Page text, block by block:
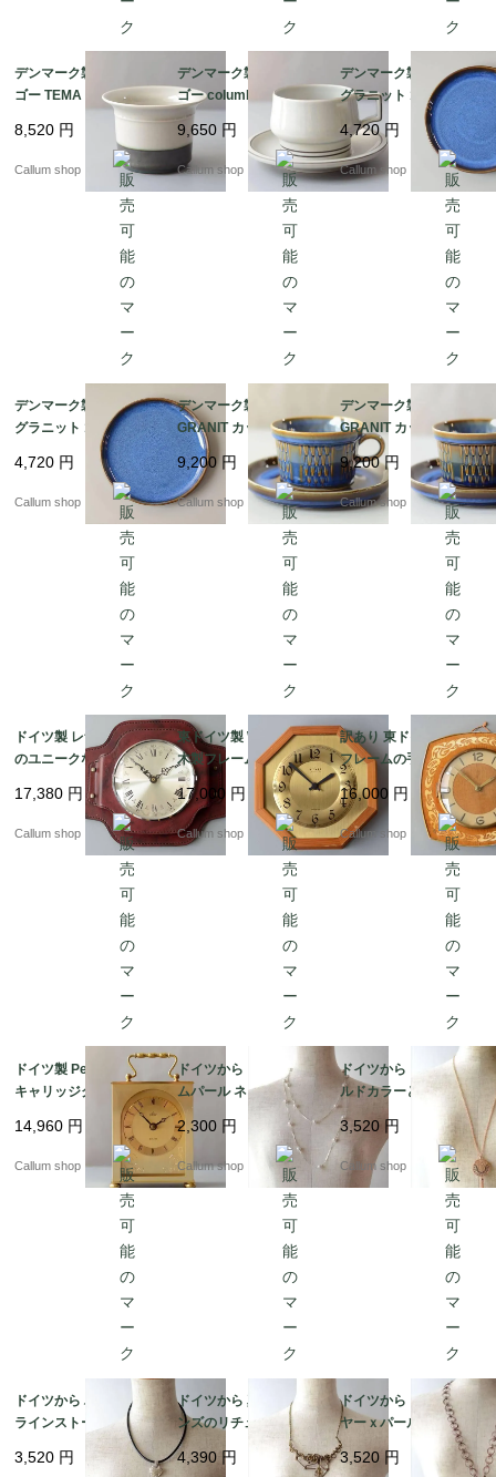
デンマーク製 クイスト
ゴー TEMA ボウル 鉢
器 ティーマ B&G Bing
& Grondahl J.H.Quistg
aard 北欧ヴィンテージ
アンティーク_it4610
8,520 円
Callum shop
デンマーク製 クイスト
ゴー columbia ティー
カップ＆ソーサー コロ
ンビア B&G Bing & Gr
ondahl J.H.Quistgaard
北欧ヴィンテージ アン
9,650 円
Callum shop
デンマーク製 SOHOLM
グラニット 18cm プレ
ート お皿 スーホルム G
RANIT 北欧食器 北欧雑
貨 ヴィンテージ アンテ
ィーク_it4596
4,720円
Callum shop
デンマーク製 SOHOLM
グラニット 18cm プレ
ート お皿 スーホルム G
RANIT 北欧食器 北欧雑
貨 ヴィンテージ アンテ
4,720 円
Callum shop
デンマーク製 SOHOLM
GRANIT カップ＆ソー
サー スーホルム グラニ
ット 北欧食器 北欧雑貨
ヴィンテージ アンティ
9,200円
Callum shop
デンマーク製 SOHOLM
GRANIT カップ＆ソー
サー スーホルム グラニ
ット 北欧食器 北欧雑貨
ヴィンテージ アンティ
ーク_it4593
9,200円
Callum shop
ドイツ製 レザータッチ
のユニークなフレーム
壁時計 壁掛け時計 アン
ティーク ヴィンテージ
_260724 ic0133
17,380 円
Callum shop
東ドイツ製 WEIMAR
木製フレームｘ真鍮盤
壁時計 ウッドｘブラス
クロック 壁掛け時計 ヴ
ィンテージ_260724 ic
0131
17,000 円
Callum shop
訳あり 東ドイツ製 木製
フレームの手巻き 壁時
計 吊り下げ式 ウッド
クロック 壁掛け時計 ヴ
ィンテージ_260724 ic
0130
16,000 円
Callum shop
ドイツ製 Peter 真鍮の
キャリッジクロック 置
き時計 枕時計 デスクク
ロック ミッドセンチュ
リー ヴィンテージ_260
14,960 円
Callum shop
ドイツから コスチュー
ムパール ネックレス ロ
ング コスチュームジュ
エリー アクセサリー ア
ンティーク_260727 ia
0046
2,300 円
Callum shop
ドイツから ピンクゴー
ルドカラーとラインス
トーンメダルのペンダ
ント コスチュームジュ
エリー アクセサリー ア
ンティーク ia0045
3,520 円
Callum shop
ドイツから ハート型の
ラインストーンチャー
ム ペンダント コスチュ
ームジュエリー アクセ
3,520 円
ドイツから 真鍮orブロ
ンズのリチュアルなペ
ンダント コスチューム
ジュエリー アクセサリ
4,390円
ドイツから コパーワイ
ヤーｘパールビーズの
ペンダント 銅線 コスチ
ュームジュエリー アク
3,520 円